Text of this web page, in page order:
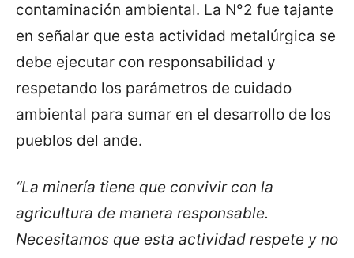
contaminación ambiental. La N°2 fue tajante
en señalar que esta actividad metalúrgica se
debe ejecutar con responsabilidad y
respetando los parámetros de cuidado
ambiental para sumar en el desarrollo de los
pueblos del ande.
“La minería tiene que convivir con la
agricultura de manera responsable.
Necesitamos que esta actividad respete y no